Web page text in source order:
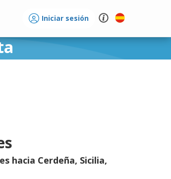
Iniciar sesión
hacia Cerdeña, Sicilia,